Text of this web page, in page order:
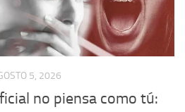
5, 2026
no piensa como tú: